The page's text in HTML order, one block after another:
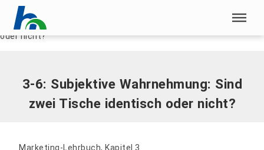
Menü überspringen
Menü überspringen
Home |3-6: Subjektive Wahrnehmung: Sind zwei Tische identisch
oder nicht?
3-6: Subjektive Wahrnehmung: Sind
zwei Tische identisch oder nicht?
Marketing-Lehrbuch, Kapitel 3